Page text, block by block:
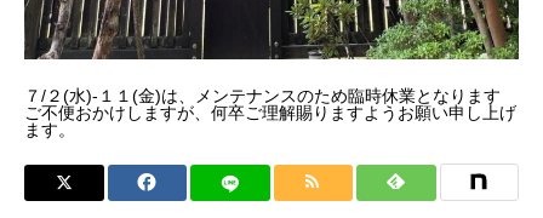
７/２(水)-１１(金)は、メンテナンスのため臨時休業となります
ご不便おかけしますが、何卒ご理解賜りますようお願い申し上げ
ます。